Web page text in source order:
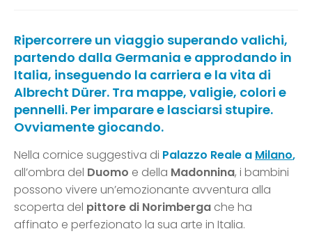
Ripercorrere un viaggio superando valichi,
partendo dalla Germania e approdando in
Italia, inseguendo la carriera e la vita di
Albrecht Dürer. Tra mappe, valigie, colori e
pennelli. Per imparare e lasciarsi stupire.
Ovviamente giocando.
Nella cornice suggestiva di Palazzo Reale a Milano,
all’ombra del Duomo e della Madonnina, i bambini
possono vivere un’emozionante avventura alla
scoperta del pittore di Norimberga che ha
affinato e perfezionato la sua arte in Italia.